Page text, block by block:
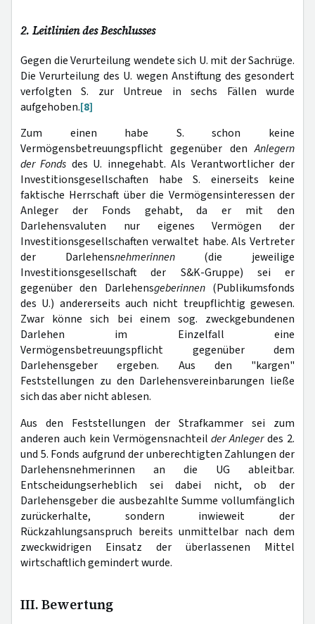
2. Leitlinien des Beschlusses
Gegen die Verurteilung wendete sich U. mit der Sachrüge.
Die Verurteilung des U. wegen Anstiftung des gesondert
verfolgten S. zur Untreue in sechs Fällen wurde
aufgehoben.[8]
Zum einen habe S. schon keine
Vermögensbetreuungspflicht gegenüber denAnlegern
der Fonds des U. innegehabt. Als Verantwortlicher der
Investitionsgesellschaften habe S. einerseits keine
faktische Herrschaft über die Vermögensinteressen der
Anleger der Fonds gehabt, da er mit den
Darlehensvaluten nur eigenes Vermögen der
Investitionsgesellschaften verwaltet habe. Als Vertreter
der Darlehensnehmerinnen(die jeweilige
Investitionsgesellschaft der S&K-Gruppe) sei er
gegenüber den Darlehensgeberinnen(Publikumsfonds
des U.) andererseits auch nicht treupflichtig gewesen.
Zwar könne sich bei einem sog. zweckgebundenen
Darlehen im Einzelfall eine
Vermögensbetreuungspflicht gegenüber dem
Darlehensgeber ergeben. Aus den "kargen"
Feststellungen zu den Darlehensvereinbarungen ließe
sich das aber nicht ablesen.
Aus den Feststellungen der Strafkammer sei zum
anderen auch kein Vermögensnachteilder Anlegerdes 2.
und 5. Fonds aufgrund der unberechtigten Zahlungen der
Darlehensnehmerinnen an die UG ableitbar.
Entscheidungserheblich sei dabei nicht, ob der
Darlehensgeber die ausbezahlte Summe vollumfänglich
zurückerhalte, sondern inwieweit der
Rückzahlungsanspruch bereits unmittelbar nach dem
zweckwidrigen Einsatz der überlassenen Mittel
wirtschaftlich gemindert wurde.
III. Bewertung